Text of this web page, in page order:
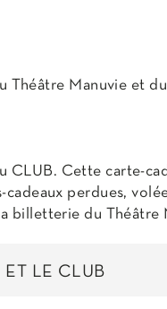
Manuvie et
Cette carte-
perdues,
billetterie du Théâtre
ET LE CLUB